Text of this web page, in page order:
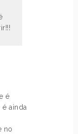
é
ainda
no